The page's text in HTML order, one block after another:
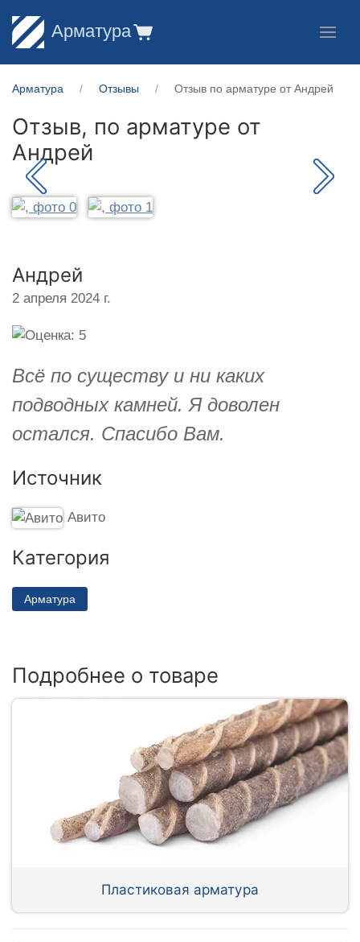
Арматура
Арматура Отзывы Отзыв по арматуре от Андрей
Отзыв, по арматуре от
Андрей
Андрей
2 апреля 2024 г.
Всё по существу и ни каких
подводных камней. Я доволен
остался. Спасибо Вам.
Источник
Авито
Категория
Арматура
Подробнее о товаре
Пластиковая арматура